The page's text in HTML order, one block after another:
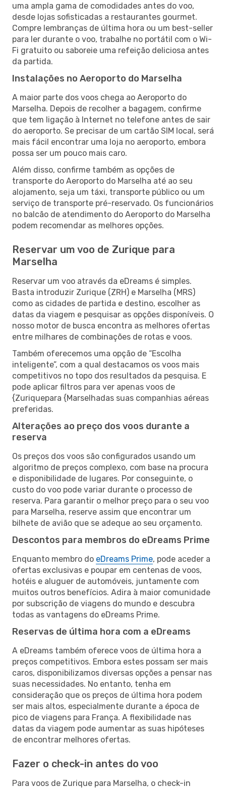
uma ampla gama de comodidades antes do voo,
desde lojas sofisticadas a restaurantes gourmet.
Compre lembranças de última hora ou um best-seller
para ler durante o voo, trabalhe no portátil com o Wi-
Fi gratuito ou saboreie uma refeição deliciosa antes
da partida.
Instalações no Aeroporto do Marselha
A maior parte dos voos chega ao Aeroporto do
Marselha. Depois de recolher a bagagem, confirme
que tem ligação à Internet no telefone antes de sair
do aeroporto. Se precisar de um cartão SIM local, será
mais fácil encontrar uma loja no aeroporto, embora
possa ser um pouco mais caro.
Além disso, confirme também as opções de
transporte do Aeroporto do Marselha até ao seu
alojamento, seja um táxi, transporte público ou um
serviço de transporte pré-reservado. Os funcionários
no balcão de atendimento do Aeroporto do Marselha
podem recomendar as melhores opções.
Reservar um voo de Zurique para
Marselha
Reservar um voo através da eDreams é simples.
Basta introduzir Zurique (ZRH) e Marselha (MRS)
como as cidades de partida e destino, escolher as
datas da viagem e pesquisar as opções disponíveis. O
nosso motor de busca encontra as melhores ofertas
entre milhares de combinações de rotas e voos.
Também oferecemos uma opção de “Escolha
inteligente”, com a qual destacamos os voos mais
competitivos no topo dos resultados da pesquisa. E
pode aplicar filtros para ver apenas voos de
{Zuriquepara {Marselhadas suas companhias aéreas
preferidas.
Alterações ao preço dos voos durante a
reserva
Os preços dos voos são configurados usando um
algoritmo de preços complexo, com base na procura
e disponibilidade de lugares. Por conseguinte, o
custo do voo pode variar durante o processo de
reserva. Para garantir o melhor preço para o seu voo
para Marselha, reserve assim que encontrar um
bilhete de avião que se adeque ao seu orçamento.
Descontos para membros do eDreams Prime
Enquanto membro do eDreams Prime, pode aceder a
ofertas exclusivas e poupar em centenas de voos,
hotéis e aluguer de automóveis, juntamente com
muitos outros benefícios. Adira à maior comunidade
por subscrição de viagens do mundo e descubra
todas as vantagens do eDreams Prime.
Reservas de última hora com a eDreams
A eDreams também oferece voos de última hora a
preços competitivos. Embora estes possam ser mais
caros, disponibilizamos diversas opções a pensar nas
suas necessidades. No entanto, tenha em
consideração que os preços de última hora podem
ser mais altos, especialmente durante a época de
pico de viagens para França. A flexibilidade nas
datas da viagem pode aumentar as suas hipóteses
de encontrar melhores ofertas.
Fazer o check-in antes do voo
Para voos de Zurique para Marselha, o check-in